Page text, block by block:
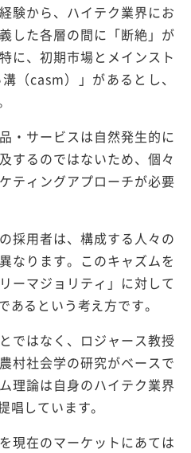
験から、ハイテク業界にお
した各層の間に「断絶」が
に、初期市場とメインスト
（casm）」があるとし、
・サービスは自然発生的に
するのではないため、個々
ティングアプローチが必要
採用者は、構成する人々の
なります。このキャズムを
ーマジョリティ」に対して
あるという考え方です。
ではなく、ロジャース教授
村社会学の研究がベースで
理論は自身のハイテク業界
唱しています。
現在のマーケットにあては